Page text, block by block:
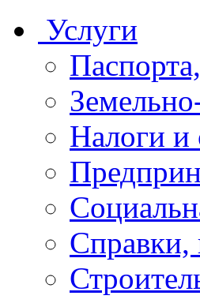
Услуги
Налоги и
Справки,